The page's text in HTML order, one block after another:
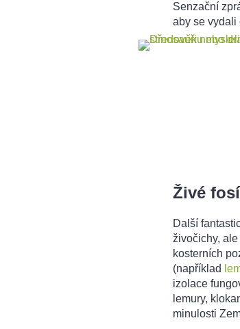
Senzační
aby se vydali
Živé
Další
živočichy,
kosterních
(například
izolace
lemury,
minulosti